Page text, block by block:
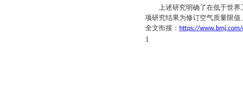
上述研究明确了在低于世界
项研究结果为修订空气质量限
全文衔接： https://
1